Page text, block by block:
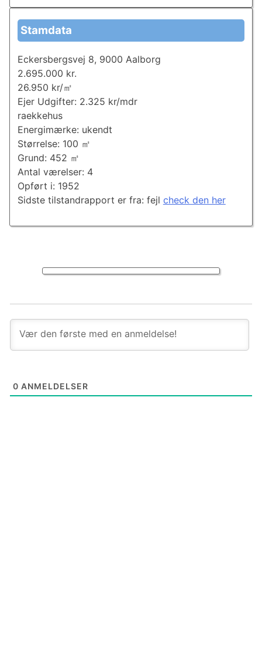
0 ANMELDELSER
Stamdata
Eckersbergsvej 8, 9000 Aalborg
2.695.000 kr.
26.950 kr/㎡
Ejer Udgifter: 2.325 kr/mdr
raekkehus
Energimærke: ukendt
Størrelse: 100 ㎡
Grund: 452 ㎡
Antal værelser: 4
Opført i: 1952
Sidste tilstandrapport er fra: fejl check den her